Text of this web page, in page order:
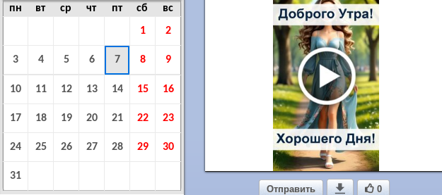
пн
вт ср чт пт сб
вс
1
2
3 4 5 6 7 8 9
10 11 12 13 14 15 16
17 18 19 20 21 22 23
24 25 26 27 28 29 30
31
Отправить  0